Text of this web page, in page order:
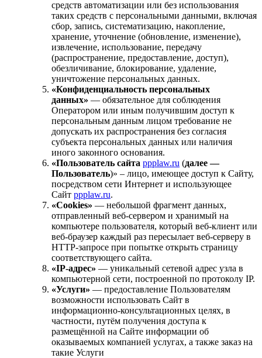
средств автоматизации или без использования
таких средств с персональными данными, включая
сбор, запись, систематизацию, накопление,
хранение, уточнение (обновление, изменение),
извлечение, использование, передачу
(распространение, предоставление, доступ),
обезличивание, блокирование, удаление,
уничтожение персональных данных.
«Конфиденциальность персональных
данных» — обязательное для соблюдения
Оператором или иным получившим доступ к
персональным данным лицом требование не
допускать их распространения без согласия
субъекта персональных данных или наличия
иного законного основания.
«Пользователь сайта ppplaw.ru (далее —
Пользователь)» – лицо, имеющее доступ к Сайту,
посредством сети Интернет и использующее
Сайт ppplaw.ru.
«Cookies» — небольшой фрагмент данных,
отправленный веб-сервером и хранимый на
компьютере пользователя, который веб-клиент или
веб-браузер каждый раз пересылает веб-серверу в
HTTP-запросе при попытке открыть страницу
соответствующего сайта.
«IP-адрес» — уникальный сетевой адрес узла в
компьютерной сети, построенной по протоколу IP.
«Услуги» — предоставление Пользователям
возможности использовать Сайт в
информационно-консультационных целях, в
частности, путём получения доступа к
размещённой на Сайте информации об
оказываемых компанией услугах, а также заказ на
такие Услуги